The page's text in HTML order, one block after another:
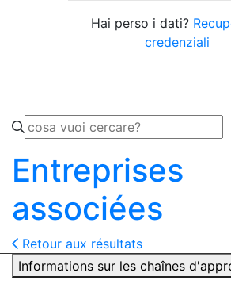
Hai perso i dati?
credenziali
Entreprises
associées
Retour aux résultats
Informations sur les chaînes